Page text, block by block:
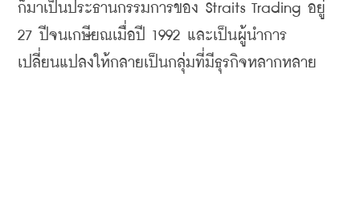
ก็มาเป็นประธานกรรมการของ Straits Trading อยู่
27 ปีจนเกษียณเมื่อปี 1992 และเป็นผู้นำการ
เปลี่ยนแปลงให้กลายเป็นกลุ่มที่มีธุรกิจหลากหลาย